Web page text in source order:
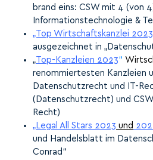
brand eins: CSW mit 4 (von
Informationstechnologie &
„Top Wirtschaftskanzlei 2023
ausgezeichnet in
„Top-Kanzleien 2023“
renommiertesten Kanzleien
Datenschutzrecht und IT-
(Datenschutzrecht) und
Recht)
„ Legal All Stars 2023 und
und Handelsblatt im
Conrad“